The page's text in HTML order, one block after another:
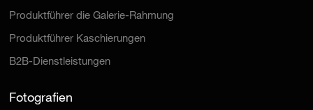
Produktführer die Galerie-Rahmung
Produktführer Kaschierungen
B2B-Dienstleistungen
Fotografien